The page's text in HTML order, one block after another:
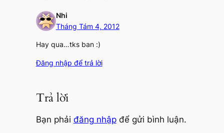
Nhi
Tháng Tám 4, 2012
Hay qua…tks ban :)
Đăng nhập để trả lời
Trả lời
Bạn phải đăng nhậpđể gửi bình luận.